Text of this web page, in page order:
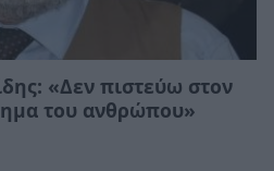
«Δεν πιστεύω στον
του ανθρώπου»